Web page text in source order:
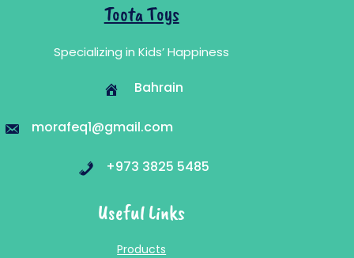
Toota Toys
Specializing in Kids’ Happiness
Bahrain
morafeq1@gmail.com
+973 3825 5485
Useful Links
Products